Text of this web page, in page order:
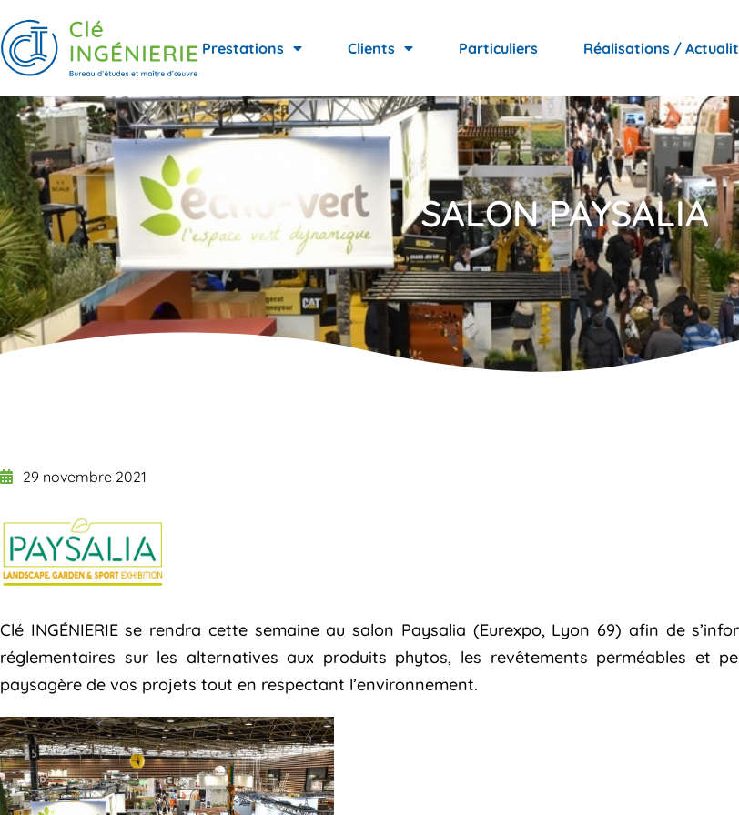
Prestations Clients Particuliers Réalisations /
SALON PAYSALIA
29 novembre 2021
Clé INGÉNIERIE se rendra cette semaine au salon Paysalia (Eurexpo, Lyon 69) afin de
réglementaires sur les alternatives aux produits phytos, les revêtements perméables et
paysagère de vos projets tout en respectant l’environnement.